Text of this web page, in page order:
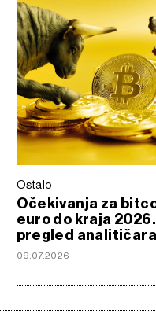
Ostalo
Očekivanja za
euro do kraja
pregled analitičara
09.07.2026